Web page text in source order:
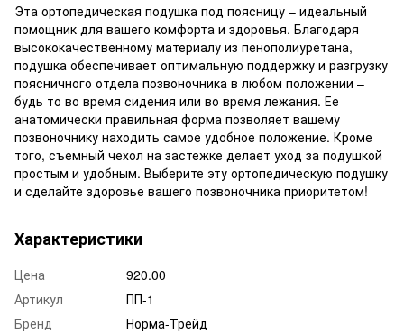
Эта ортопедическая подушка под поясницу – идеальный
помощник для вашего комфорта и здоровья. Благодаря
высококачественному материалу из пенополиуретана,
подушка обеспечивает оптимальную поддержку и разгрузку
поясничного отдела позвоночника в любом положении –
будь то во время сидения или во время лежания. Ее
анатомически правильная форма позволяет вашему
позвоночнику находить самое удобное положение. Кроме
того, съемный чехол на застежке делает уход за подушкой
простым и удобным. Выберите эту ортопедическую подушку
и сделайте здоровье вашего позвоночника приоритетом!
Характеристики
Цена
920.00
Артикул
ПП-1
Бренд
Норма-Трейд